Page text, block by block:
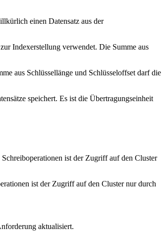
einen Datensatz aus der
Indexerstellung verwendet. Die Summe aus
aus Schlüssellänge und Schlüsseloffset darf die
speichert. Es ist die Übertragungseinheit
ist der Zugriff auf den Cluster
ist der Zugriff auf den Cluster nur durch
aktualisiert.